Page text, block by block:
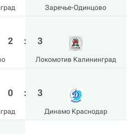
Заречье-Одинцово
2 : 3
Локомотив Калининград
0 : 3
Динамо Краснодар